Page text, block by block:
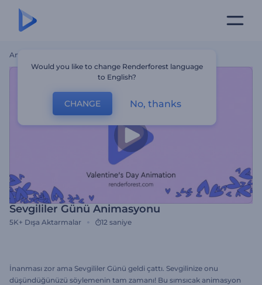
Ana Sayfa
Sevgililer Günü Animasyonu
5K+ Dışa Aktarmalar 12 saniye
İnanması zor ama Sevgililer Günü geldi çattı. Sevgilinize onu
düşündüğünüzü söylemenin tam zamanı! Bu sımsıcak animasyon
Would you like to change Renderforest language
to English?
CHANGE No, thanks